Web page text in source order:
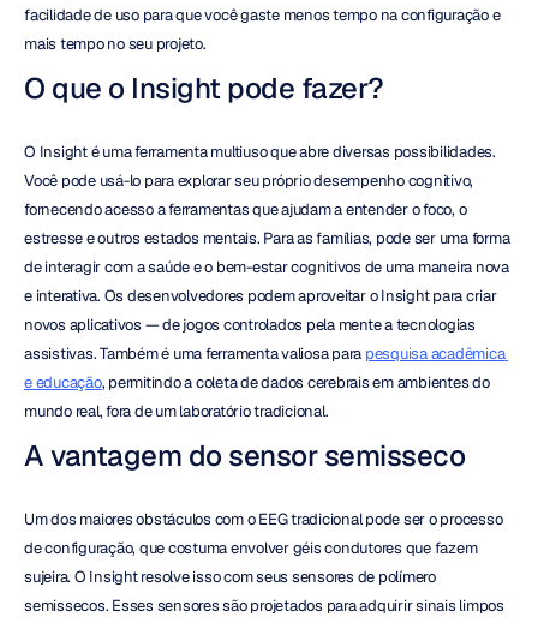
facilidade de uso para que você gaste menos tempo na configuração e
mais tempo no seu projeto.
O que o Insight pode fazer?
O Insight é uma ferramenta multiuso que abre diversas possibilidades.
Você pode usá-lo para explorar seu próprio desempenho cognitivo,
fornecendo acesso a ferramentas que ajudam a entender o foco, o
estresse e outros estados mentais. Para as famílias, pode ser uma forma
de interagir com a saúde e o bem-estar cognitivos de uma maneira nova
e interativa. Os desenvolvedores podem aproveitar o Insight para criar
novos aplicativos — de jogos controlados pela mente a tecnologias
assistivas. Também é uma ferramenta valiosa para pesquisa acadêmica
e educação, permitindo a coleta de dados cerebrais em ambientes do
mundo real, fora de um laboratório tradicional.
A vantagem do sensor semisseco
Um dos maiores obstáculos com o EEG tradicional pode ser o processo
de configuração, que costuma envolver géis condutores que fazem
sujeira. O Insight resolve isso com seus sensores de polímero
semissecos. Esses sensores são projetados para adquirir sinais limpos